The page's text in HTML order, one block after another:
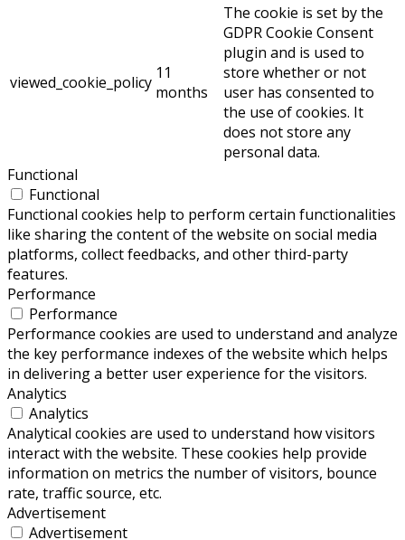
viewed_cookie_policy 11
months
The cookie is set by the
GDPR Cookie Consent
plugin and is used to
store whether or not
user has consented to
the use of cookies. It
does not store any
personal data.
Functional
Functional
Functional cookies help to perform certain functionalities
like sharing the content of the website on social media
platforms, collect feedbacks, and other third-party
features.
Performance
Performance
Performance cookies are used to understand and analyze
the key performance indexes of the website which helps
in delivering a better user experience for the visitors.
Analytics
Analytics
Analytical cookies are used to understand how visitors
interact with the website. These cookies help provide
information on metrics the number of visitors, bounce
rate, traffic source, etc.
Advertisement
Advertisement